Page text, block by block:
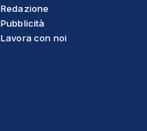
Redazione
Pubblicità
Lavora con noi